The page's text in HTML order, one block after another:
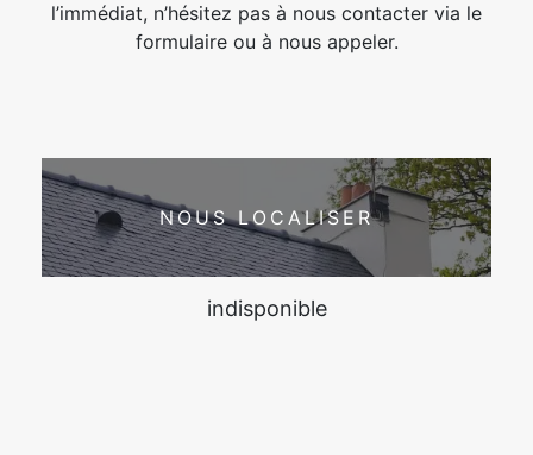
l’immédiat, n’hésitez pas à nous contacter via le
formulaire ou à nous appeler.
NOUS LOCALISER
indisponible